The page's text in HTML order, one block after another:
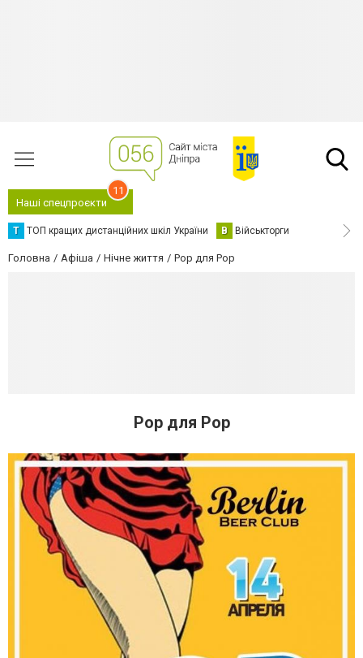
Наші спецпроєкти
11
Т ТОП кращих дистанційних шкіл України В Військторги
Головна Афіша Нічне життя Pop для Pop
Pop для Pop